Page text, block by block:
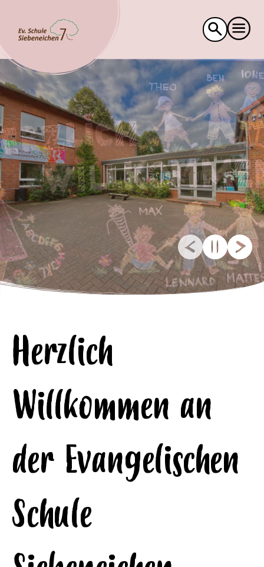
Suche
nach:
Herzlich
Willkommen an
der Evangelischen
Schule